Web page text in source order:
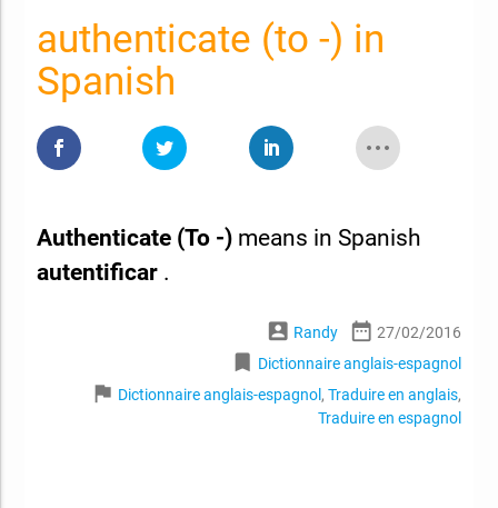
authenticate (to -) in
Spanish
Authenticate (to -) means in Spanish
autentificar .
account_box Randy date_range 27/02/2016
bookmark Dictionnaire anglais-espagnol
flag Dictionnaire anglais-espagnol ,Traduire en anglais,
Traduire en espagnol